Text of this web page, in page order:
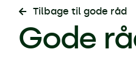
Tilbage til gode råd
Gode